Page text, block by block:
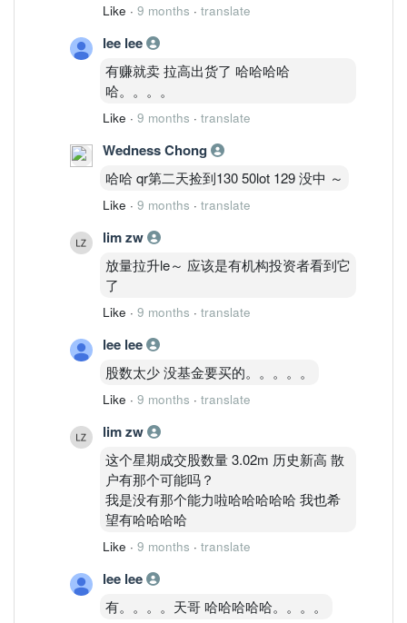
Like · 9 months · translate
lee lee
有赚就卖 拉高出货了 哈哈哈哈
哈。。。。
Like · 9 months · translate
Wedness Chong
哈哈 qr第二天捡到130 50lot 129 没中 ～
Like · 9 months · translate
lim zw
放量拉升le～ 应该是有机构投资者看到它
了
Like · 9 months · translate
lee lee
股数太少 没基金要买的。。。。。
Like · 9 months · translate
lim zw
这个星期成交股数量 3.02m 历史新高 散
户有那个可能吗？
我是没有那个能力啦哈哈哈哈哈 我也希
望有哈哈哈哈
Like · 9 months · translate
lee lee
有。。。。天哥 哈哈哈哈哈。。。。